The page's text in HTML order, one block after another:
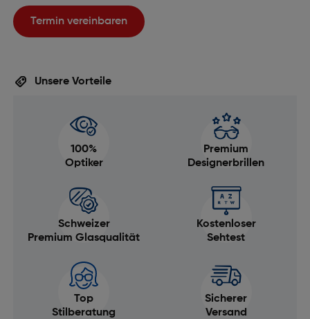
Termin vereinbaren
Unsere Vorteile
100%
Optiker
Premium
Designerbrillen
Schweizer
Premium Glasqualität
Kostenloser
Sehtest
Top
Stilberatung
Sicherer
Versand